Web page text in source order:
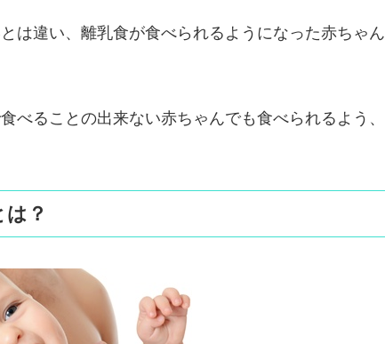
は違い、離乳食が食べられるようになった赤ちゃん
べることの出来ない赤ちゃんでも食べられるよう、
？